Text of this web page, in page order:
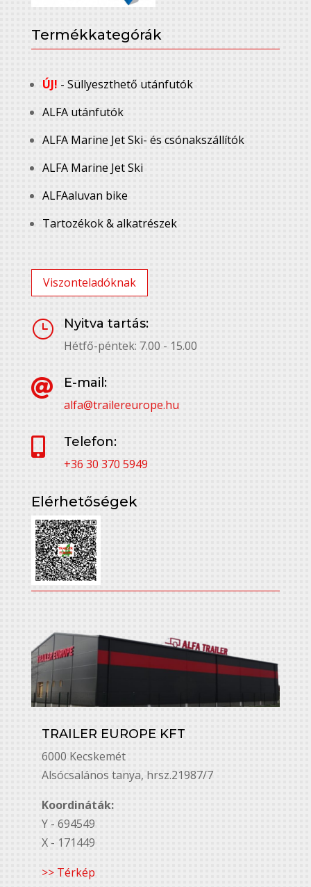
Termékkategórák
ÚJ! - Süllyeszthető utánfutók
ALFA utánfutók
ALFA Marine Jet Ski- és csónakszállítók
ALFA Marine Jet Ski
ALFAaluvan bike
Tartozékok & alkatrészek
Viszonteladóknak
}
Nyitva tartás:
Hétfő-péntek: 7.00 - 15.00

E-mail:
alfa@trailereurope.hu

Telefon:
+36 30 370 5949
Elérhetőségek
TRAILER EUROPE KFT
6000 Kecskemét
Alsó￳csalános tanya, hrsz.21987/7
Koordináták:
Y - 694549
X - 171449
>> Térkép